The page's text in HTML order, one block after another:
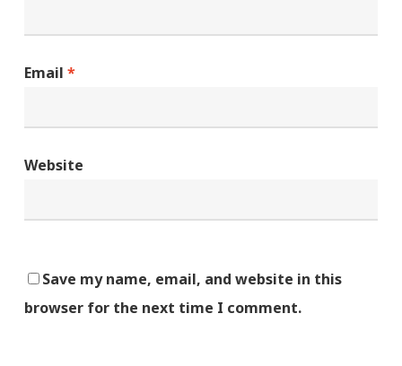
Email *
Website
Save my name, email, and website in this
browser for the next time I comment.